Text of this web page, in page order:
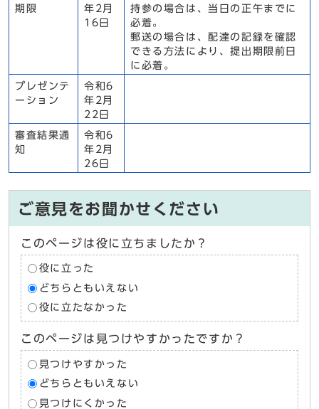
期限
年2月
16日
持参の場合は、当日の正午までに
必着。
郵送の場合は、配達の記録を確認
できる方法により、提出期限前日
に必着。
プレゼンテ
ーション
令和6
年2月
22日
審査結果通
知
令和6
年2月
26日
ご意見をお聞かせください
このページは役に立ちましたか？
役に立った
どちらともいえない
役に立たなかった
このページは見つけやすかったですか？
見つけやすかった
どちらともいえない
見つけにくかった